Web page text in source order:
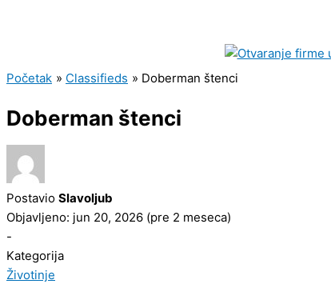
Početak Classifieds Doberman štenci
Doberman štenci
Postavio Slavoljub
Objavljeno: jun 20, 2026 (pre 2 meseca)
-
Kategorija
Životinje